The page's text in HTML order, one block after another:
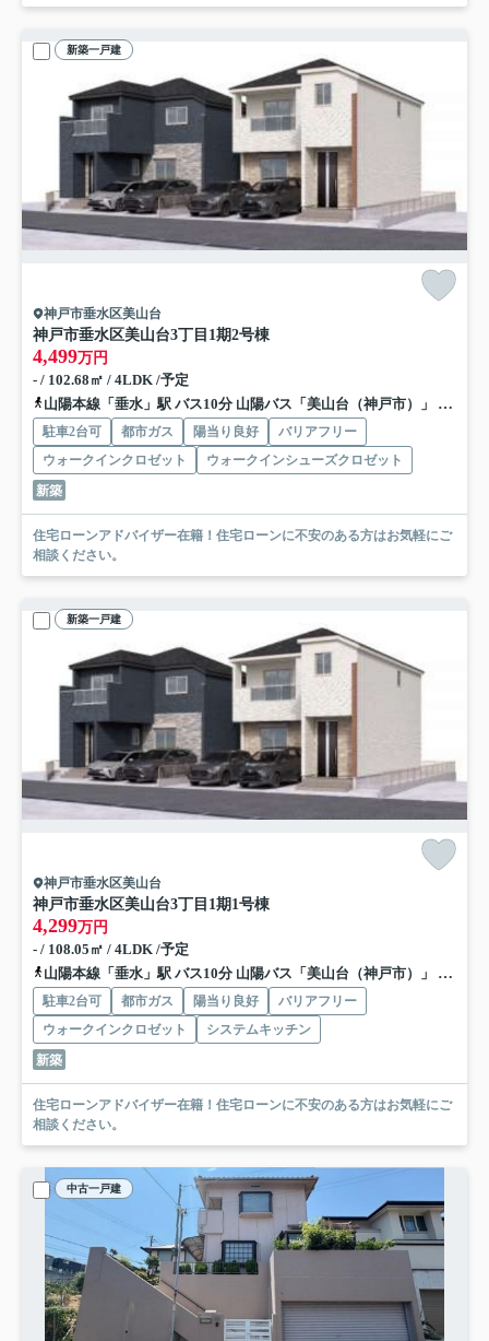
新築一戸建
神戸市垂水区美山台
神戸市垂水区美山台3丁目 1期2号棟
4,499万円
- / 102.68㎡ / 4LDK /予定
山陽本線「垂水」駅 バス10分 山陽バス「美山台（神戸市）」 停歩4分
駐車2台可 都市ガス 陽当り良好
バリアフリー
ウォークインクロゼット
ウォークインシューズクロゼット
新築
住宅ローンアドバイザー在籍！住宅ローンに不安のある方はお気軽にご
相談ください。
新築一戸建
神戸市垂水区美山台
神戸市垂水区美山台3丁目 1期1号棟
4,299万円
- / 108.05㎡ / 4LDK /予定
山陽本線「垂水」駅 バス10分 山陽バス「美山台（神戸市）」 停歩4分
駐車2台可 都市ガス 陽当り良好
バリアフリー
ウォークインクロゼット
システムキッチン
新築
住宅ローンアドバイザー在籍！住宅ローンに不安のある方はお気軽にご
相談ください。
中古一戸建